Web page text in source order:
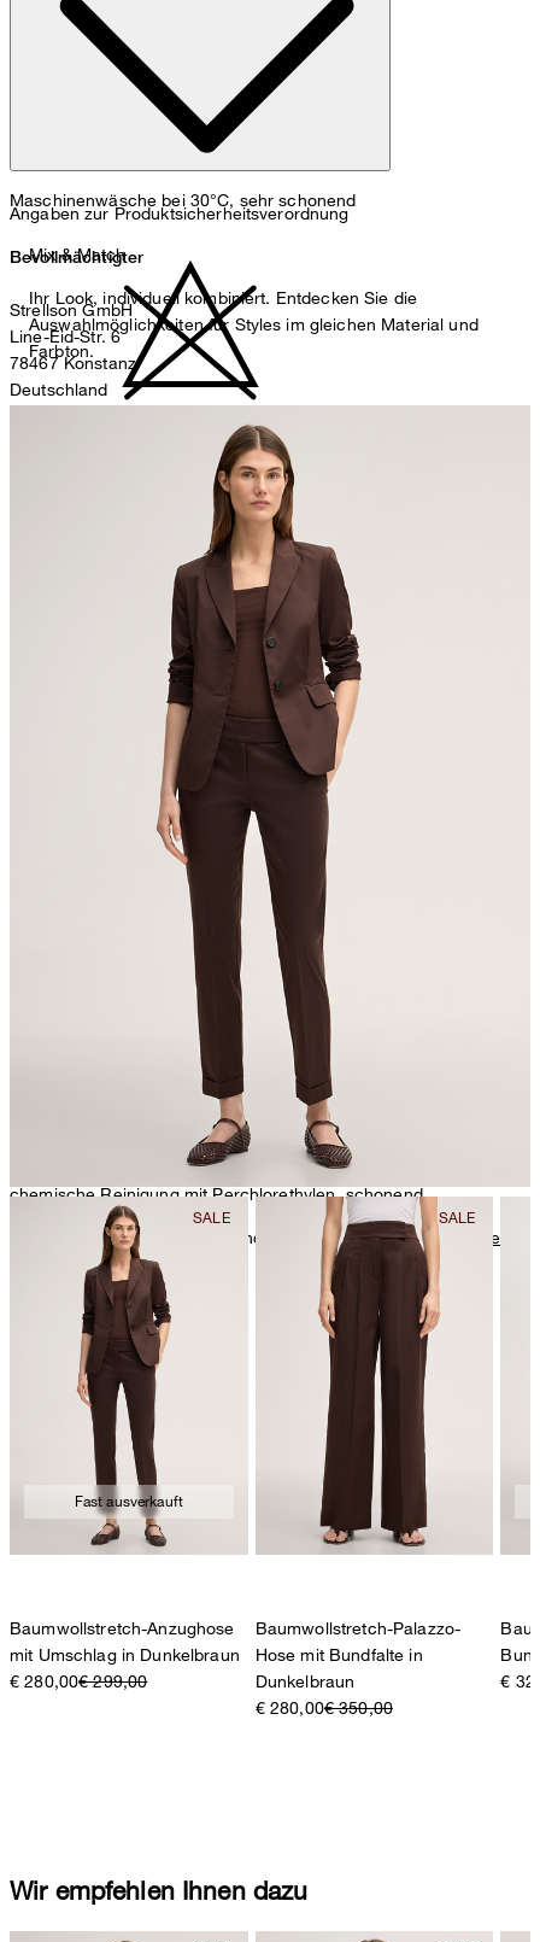
Maschinenwäsche bei 30°C, sehr schonend
nicht Trommeltrocknen
Bügeln bei geringer Temperatur
chemische Reinigung mit Perchlorethylen, schonend
Weitere Pflegeinformationen finden Sie unter:Unsere Qualitäten:
Baumwolle
Angaben zur Produktsicherheitsverordnung
Bevollmächtigter
Strellson GmbH
Line-Eid-Str. 6
78467 Konstanz
Deutschland
Sonnenwiesenstrasse 21
Mix & Match
Ihr Look, individuell kombiniert. Entdecken Sie die
Auswahlmöglichkeiten für Styles im gleichen Material und
Farbton.
Fast ausverkauft
Baumwollstretch-Anzughose
mit Umschlag in Dunkelbraun
€ 280,00€ 299,00
Baumwollstretch-Palazzo-
Hose mit Bundfalte in
Dunkelbraun
€ 280,00€ 350,00
€
Wir empfehlen Ihnen dazu